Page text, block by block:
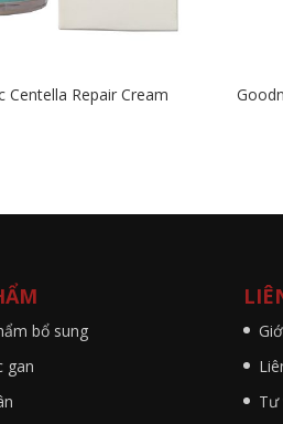
Centella Repair Cream
bổ sung
gan
Tư